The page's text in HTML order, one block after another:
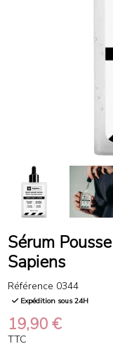
Sérum
Sapiens
Référence 0344
Expédition sous 24H
19,90 €
TTC